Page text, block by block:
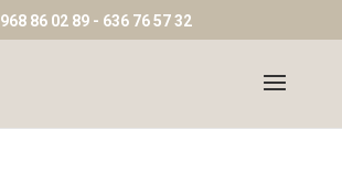
968 86 02 89 - 636 76 57 32